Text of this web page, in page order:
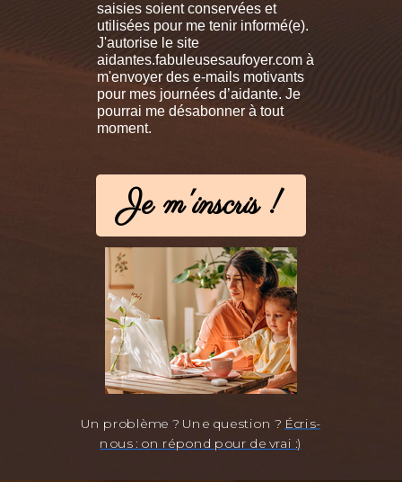
saisies soient conservées et
utilisées pour me tenir informé(e).
J'autorise le site
aidantes.fabuleusesaufoyer.com à
m'envoyer des e-mails motivants
pour mes journées d’aidante. Je
pourrai me désabonner à tout
moment.
Je m'inscris !
Un problème ? Une question ? Écris-
nous : on répond pour de vrai :)